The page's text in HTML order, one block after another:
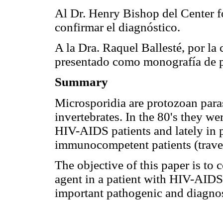
Al Dr. Henry Bishop del Center
confirmar el diagnóstico.
A la Dra. Raquel Ballesté, por la
presentado como monografía
Summary
Microsporidia are protozoan
invertebrates. In the 80's they
HIV-AIDS patients and lately in
immunocompetent patients
The objective of this paper is to
agent in a patient with HIV-
important pathogenic and